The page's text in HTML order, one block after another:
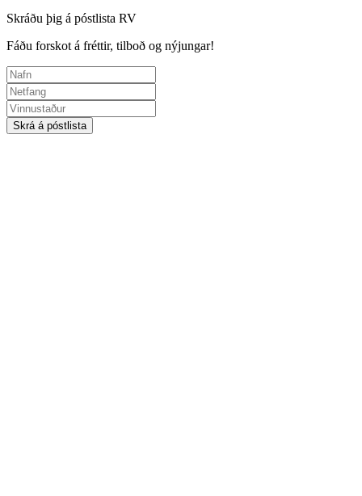
Skráðu þig á póstlista RV
Fáðu forskot á fréttir, tilboð og nýjungar!
Skrá á póstlista